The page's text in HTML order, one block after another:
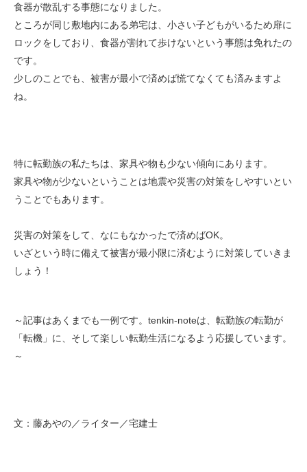
食器が散乱する事態になりました。
ところが同じ敷地内にある弟宅は、小さい子どもがいるため扉に
ロックをしており、食器が割れて歩けないという事態は免れたの
です。
少しのことでも、被害が最小で済めば慌てなくても済みますよ
ね。
特に転勤族の私たちは、家具や物も少ない傾向にあります。
家具や物が少ないということは地震や災害の対策をしやすいとい
うことでもあります。
災害の対策をして、なにもなかったで済めばOK。
いざという時に備えて被害が最小限に済むように対策していきま
しょう！
～記事はあくまでも一例です。tenkin-noteは、転勤族の転勤が
「転機」に、そして楽しい転勤生活になるよう応援しています。
～
文：藤あやの／ライター／宅建士